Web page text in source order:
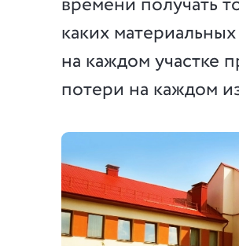
каких
на каждом участке
потери на каждом